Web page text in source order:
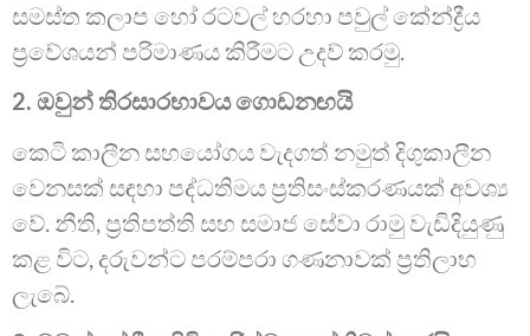
සමස්ත කලාප හෝ රටවල් හරහා පවුල් කේන්ද්‍රීය
ප්‍රවේශයන් පරිමාණය කිරීමට උදව් කරමු.
2. ඔවුන් තිරසාරභාවය ගොඩනඟයි
කෙටි කාලීන සහයෝගය වැදගත් නමුත් දිගුකාලීන
වෙනසක් සඳහා පද්ධතිමය ප්‍රතිසංස්කරණයක් අවශ්‍ය
වේ. නීති, ප්‍රතිපත්ති සහ සමාජ සේවා රාමු වැඩිදියුණු
කළ විට, දරුවන්ට පරම්පරා ගණනාවක් ප්‍රතිලාභ
ලැබේ.